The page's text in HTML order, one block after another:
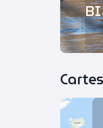
Cartes